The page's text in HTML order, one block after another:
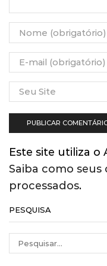
Este site utiliza o
Saiba como
processados.
PESQUISA